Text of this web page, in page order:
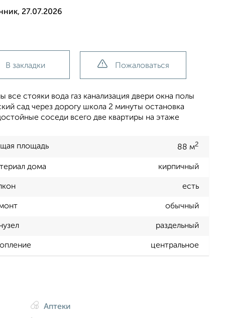
27.07.2026
В закладки Пожаловаться
стояки вода газ канализация двери окна полы
сад через дорогу школа 2 минуты остановка
соседи всего две квартиры на этаже
площадь 88 м2
дома кирпичный
есть
обычный
раздельный
центральное
Аптеки